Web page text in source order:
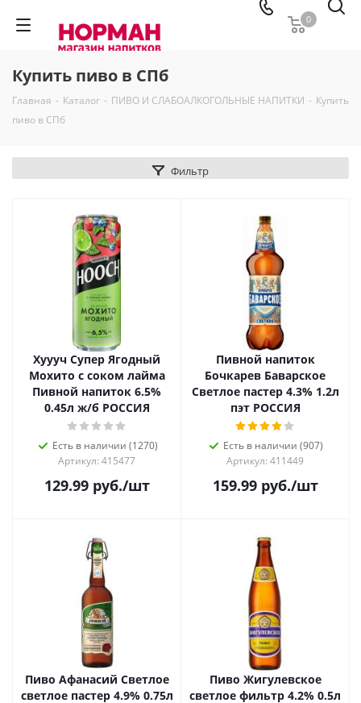
0
Купить пиво в СПб
Главная - Каталог - ПИВО И СЛАБОАЛКОГОЛЬНЫЕ НАПИТКИ - Купить
пиво в СПб
Фильтр
Хуууч Супер Ягодный
Мохито с соком лайма
Пивной напиток 6.5%
0.45л ж/б РОССИЯ
Есть в наличии (1270)
Артикул: 415477
129.99руб./шт
Пивной напиток
Бочкарев Баварское
Светлое пастер 4.3% 1.2л
пэт РОССИЯ
Есть в наличии (907)
Артикул: 411449
159.99руб./шт
Пиво Афанасий Светлое
светлое пастер 4.9% 0.75л
Пиво Жигулевское
светлое фильтр 4.2% 0.5л